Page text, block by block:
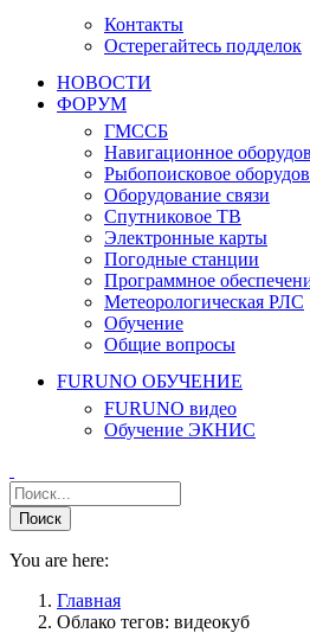
Контакты
Остерегайтесь подделок
НОВОСТИ
ФОРУМ
ГМССБ
Навигационное
Рыбопоисковое
Оборудование связи
Спутниковое ТВ
Электронные карты
Погодные станции
Программное
Метеорологическая РЛС
Обучение
Общие вопросы
FURUNO ОБУЧЕНИЕ
FURUNO видео
Обучение ЭКНИС
You are here:
Главная
Облако тегов: видеокуб